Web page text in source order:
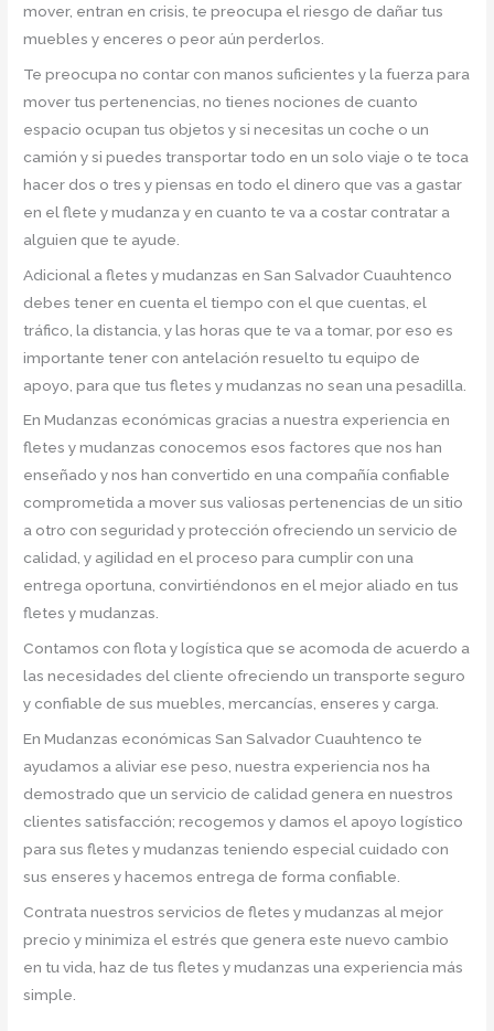
mover, entran en crisis, te preocupa el riesgo de dañar tus
muebles y enceres o peor aún perderlos.
Te preocupa no contar con manos suficientes y la fuerza para
mover tus pertenencias, no tienes nociones de cuanto
espacio ocupan tus objetos y si necesitas un coche o un
camión y si puedes transportar todo en un solo viaje o te toca
hacer dos o tres y piensas en todo el dinero que vas a gastar
en el flete y mudanza y en cuanto te va a costar contratar a
alguien que te ayude.
Adicional a fletes y mudanzas en San Salvador Cuauhtenco
debes tener en cuenta el tiempo con el que cuentas, el
tráfico, la distancia, y las horas que te va a tomar, por eso es
importante tener con antelación resuelto tu equipo de
apoyo, para que tus fletes y mudanzas no sean una pesadilla.
En Mudanzas económicas gracias a nuestra experiencia en
fletes y mudanzas conocemos esos factores que nos han
enseñado y nos han convertido en una compañía confiable
comprometida a mover sus valiosas pertenencias de un sitio
a otro con seguridad y protección ofreciendo un servicio de
calidad, y agilidad en el proceso para cumplir con una
entrega oportuna, convirtiéndonos en el mejor aliado en tus
fletes y mudanzas.
Contamos con flota y logística que se acomoda de acuerdo a
las necesidades del cliente ofreciendo un transporte seguro
y confiable de sus muebles, mercancías, enseres y carga.
En Mudanzas económicas San Salvador Cuauhtenco te
ayudamos a aliviar ese peso, nuestra experiencia nos ha
demostrado que un servicio de calidad genera en nuestros
clientes satisfacción; recogemos y damos el apoyo logístico
para sus fletes y mudanzas teniendo especial cuidado con
sus enseres y hacemos entrega de forma confiable.
Contrata nuestros servicios de fletes y mudanzas al mejor
precio y minimiza el estrés que genera este nuevo cambio
en tu vida, haz de tus fletes y mudanzas una experiencia más
simple.